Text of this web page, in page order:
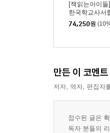
[책읽는아이
한국학교사서
국장 추천 초등
년 세트
74,250원
만든 이 코멘트
저자, 역자, 편집자
접수된 글은
독자 분들의